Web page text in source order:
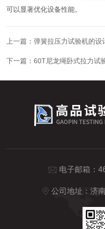
可以显著优化设备性能。
上一篇：弹簧拉压力试验机的设
下一篇：60T尼龙绳卧式拉力试
电子邮箱：
公司地址：济